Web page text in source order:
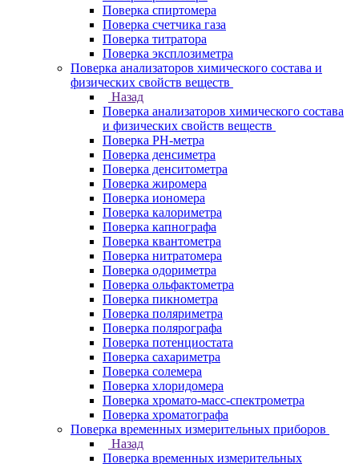
Поверка спиртомера
Поверка счетчика газа
Поверка титратора
Поверка эксплозиметра
Поверка анализаторов химического состава и
физических свойств веществ
Назад
Поверка анализаторов химического состава
и физических свойств веществ
Поверка PH-метра
Поверка денсиметра
Поверка денситометра
Поверка жиромера
Поверка иономера
Поверка калориметра
Поверка капнографа
Поверка квантометра
Поверка нитратомера
Поверка одориметра
Поверка ольфактометра
Поверка пикнометра
Поверка поляриметра
Поверка полярографа
Поверка потенциостата
Поверка сахариметра
Поверка солемера
Поверка хлоридомера
Поверка хромато-масс-спектрометра
Поверка хроматографа
Поверка временных измерительных приборов
Назад
Поверка временных измерительных